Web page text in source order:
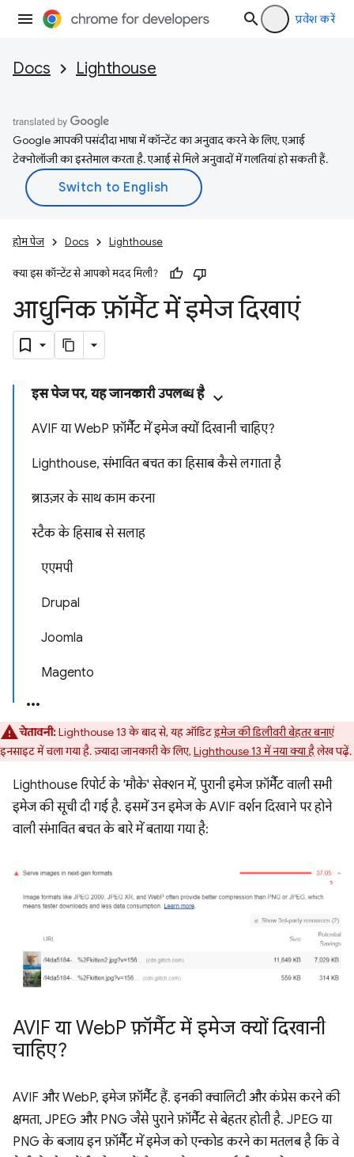
प्रवेश करें
Docs Lighthouse
Google आपकी पसंदीदा भाषा में कॉन्टेंट का अनुवाद करने के लिए, एआई
टेक्नोलॉजी का इस्तेमाल करता है. एआई से मिले अनुवादों में गलतियां हो सकती हैं.
होम पेज Docs Lighthouse
क्या इस कॉन्टेंट से आपको मदद मिली?
आधुनिक फ़ॉर्मैट में इमेज दिखाएं
इस पेज पर, यह जानकारी उपलब्ध है
AVIF या WebP फ़ॉर्मैट में इमेज क्यों दिखानी चाहिए?
Lighthouse, संभावित बचत का हिसाब कैसे लगाता है
ब्राउज़र के साथ काम करना
स्टैक के हिसाब से सलाह
एएमपी
Drupal
Joomla
Magento
चेतावनी:Lighthouse 13 के बाद से, यह ऑडिटइमेज की डिलीवरी बेहतर बनाएं
इनसाइट में चला गया है. ज़्यादा जानकारी के लिए, Lighthouse 13 में नया क्या हैलेख पढ़ें.
Lighthouse रिपोर्ट के 'मौके' सेक्शन में, पुरानी इमेज फ़ॉर्मैट वाली सभी
इमेज की सूची दी गई है. इसमें उन इमेज के AVIF वर्शन दिखाने पर होने
वाली संभावित बचत के बारे में बताया गया है:
AVIF या WebP फ़ॉर्मैट में इमेज क्यों दिखानी
चाहिए?
AVIF और WebP, इमेज फ़ॉर्मैट हैं. इनकी क्वालिटी और कंप्रेस करने की
क्षमता, JPEG और PNG जैसे पुराने फ़ॉर्मैट से बेहतर होती है. JPEG या
PNG के बजाय इन फ़ॉर्मैट में इमेज को एन्कोड करने का मतलब है कि वे